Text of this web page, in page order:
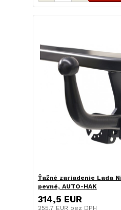
Ťažné zariadenie Lada
pevné, AUTO-HAK
314,5 EUR
255,7 EUR bez DPH